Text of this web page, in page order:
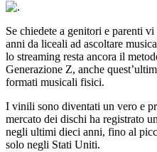
Se chiedete a genitori e parenti
anni da liceali ad ascoltare
lo streaming resta ancora il
Generazione Z, anche
formati musicali fisici.
I vinili sono diventati un vero e
mercato dei dischi ha registrato
negli ultimi dieci anni, fino al
solo negli Stati Uniti.